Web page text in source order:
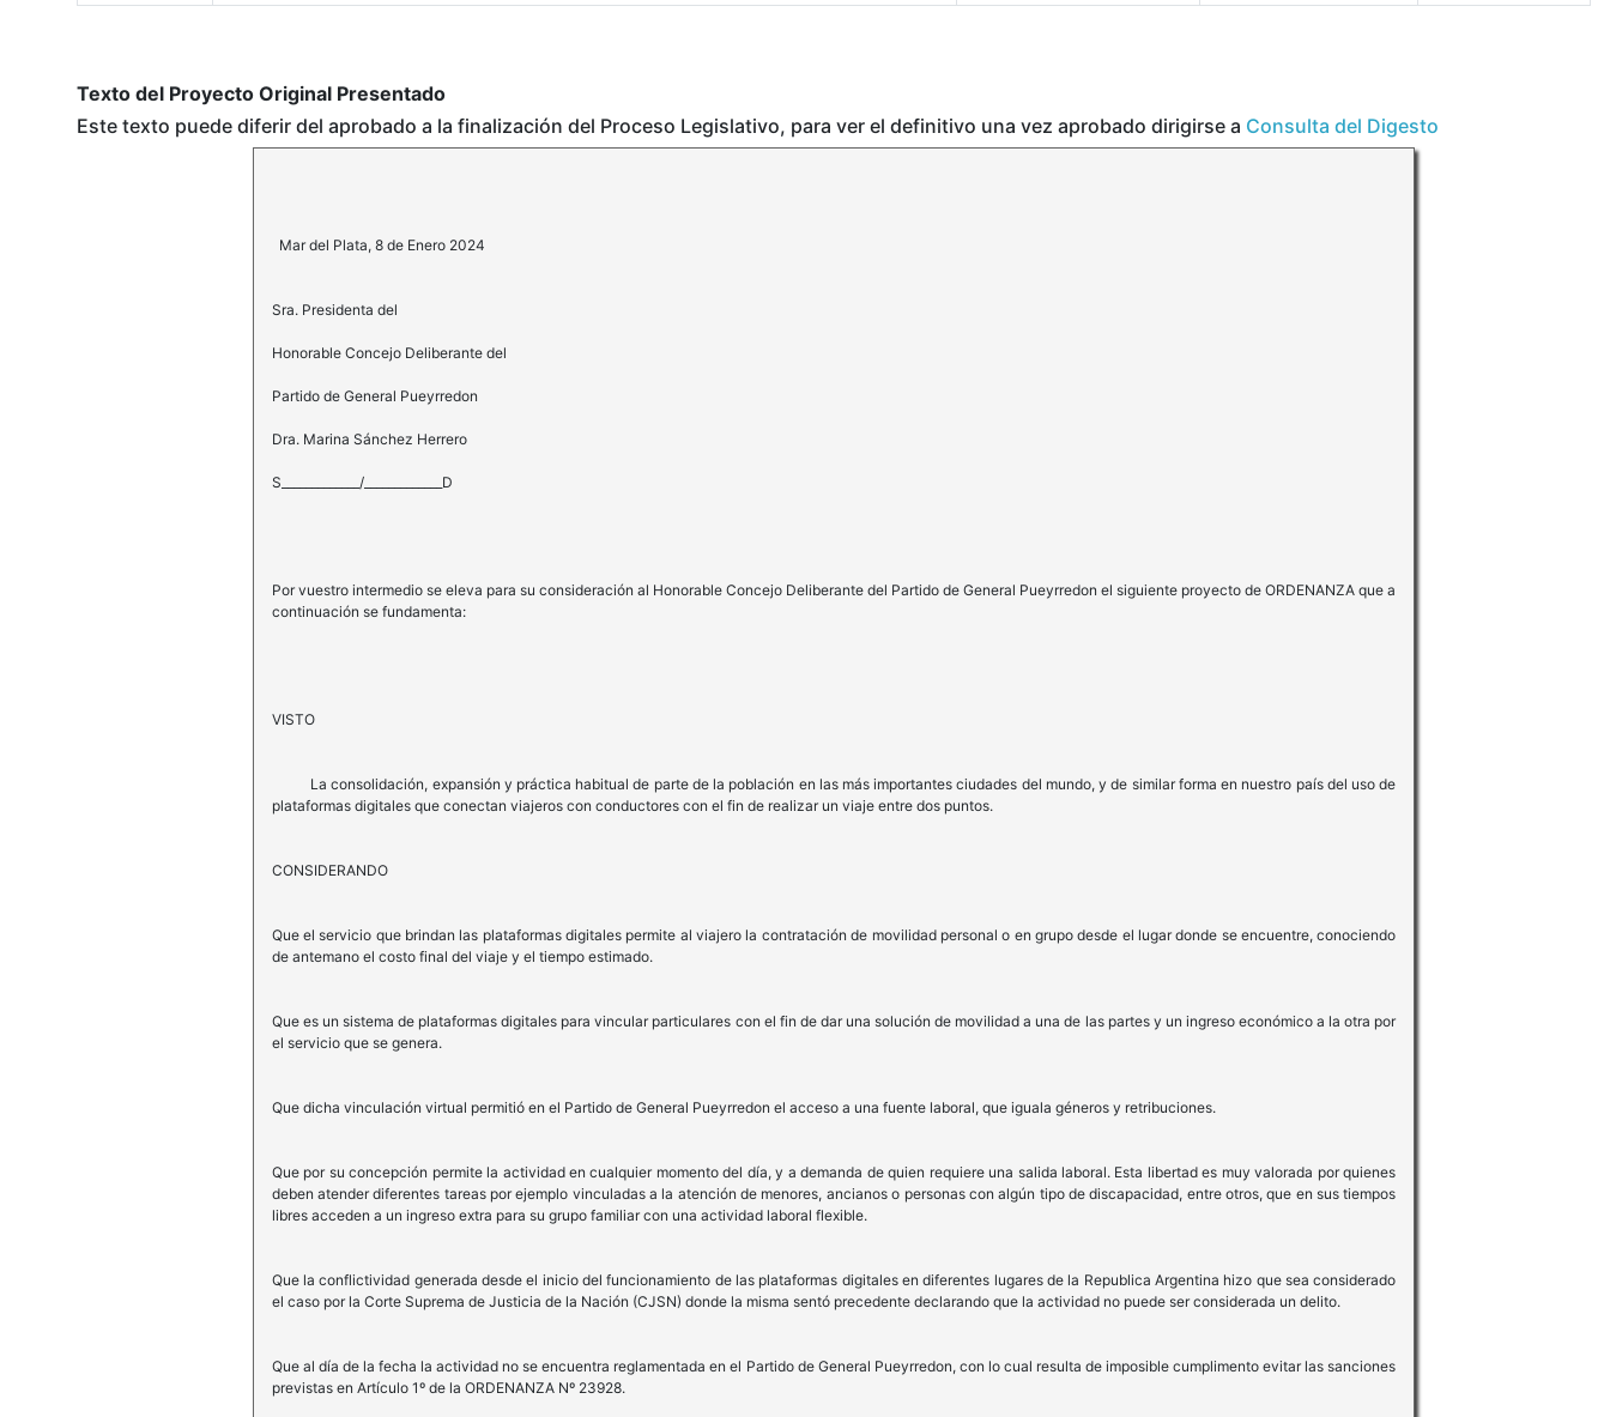
Texto del Proyecto Original Presentado
Este texto puede diferir del aprobado a la finalización del Proceso Legislativo, para ver el definitivo una vez aprobado dirigirse a Consulta del Digesto
Mar del Plata, 8 de Enero 2024
Sra. Presidenta del
Honorable Concejo Deliberante del
Partido de General Pueyrredon
Dra. Marina Sánchez Herrero
S_____________/_____________D
Por vuestro intermedio se eleva para su consideración al Honorable Concejo Deliberante del Partido de General Pueyrredon el siguiente proyecto de ORDENANZA que a
continuación se fundamenta:
VISTO
La consolidación, expansión y práctica habitual de parte de la población en las más importantes ciudades del mundo, y de similar forma en nuestro país del uso de
plataformas digitales que conectan viajeros con conductores con el fin de realizar un viaje entre dos puntos.
CONSIDERANDO
Que el servicio que brindan las plataformas digitales permite al viajero la contratación de movilidad personal o en grupo desde el lugar donde se encuentre, conociendo
de antemano el costo final del viaje y el tiempo estimado.
Que es un sistema de plataformas digitales para vincular particulares con el fin de dar una solución de movilidad a una de las partes y un ingreso económico a la otra por
el servicio que se genera.
Que dicha vinculación virtual permitió en el Partido de General Pueyrredon el acceso a una fuente laboral, que iguala géneros y retribuciones.
Que por su concepción permite la actividad en cualquier momento del día, y a demanda de quien requiere una salida laboral. Esta libertad es muy valorada por quienes
deben atender diferentes tareas por ejemplo vinculadas a la atención de menores, ancianos o personas con algún tipo de discapacidad, entre otros, que en sus tiempos
libres acceden a un ingreso extra para su grupo familiar con una actividad laboral flexible.
Que la conflictividad generada desde el inicio del funcionamiento de las plataformas digitales en diferentes lugares de la Republica Argentina hizo que sea considerado
el caso por la Corte Suprema de Justicia de la Nación (CJSN) donde la misma sentó precedente declarando que la actividad no puede ser considerada un delito.
Que al día de la fecha la actividad no se encuentra reglamentada en el Partido de General Pueyrredon, con lo cual resulta de imposible cumplimento evitar las sanciones
previstas en Artículo 1º de la ORDENANZA Nº 23928.